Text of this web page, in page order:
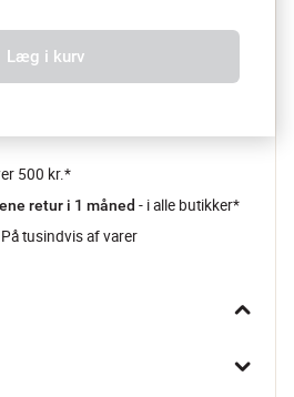
Læg i kurv
500 kr.*
retur i 1 måned - i alle butikker*
tusindvis af varer
en klassisk brygning og gode